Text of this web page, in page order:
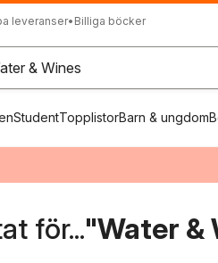
leveranser• Billiga böcker
StudentTopplistorBarn & ungdom
för..."Water &